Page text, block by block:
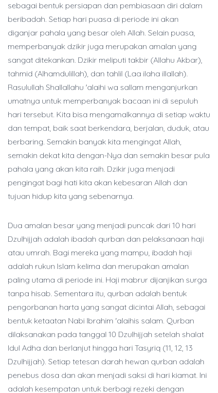
sebagai bentuk persiapan dan pembiasaan diri dalam
beribadah. Setiap hari puasa di periode ini akan
diganjar pahala yang besar oleh Allah. Selain puasa,
memperbanyak dzikir juga merupakan amalan yang
sangat ditekankan. Dzikir meliputi takbir (Allahu Akbar),
tahmid (Alhamdulillah), dan tahlil (Laa ilaha illallah).
Rasulullah Shallallahu 'alaihi wa sallam menganjurkan
umatnya untuk memperbanyak bacaan ini di sepuluh
hari tersebut. Kita bisa mengamalkannya di setiap waktu
dan tempat, baik saat berkendara, berjalan, duduk, atau
berbaring. Semakin banyak kita mengingat Allah,
semakin dekat kita dengan-Nya dan semakin besar pula
pahala yang akan kita raih. Dzikir juga menjadi
pengingat bagi hati kita akan kebesaran Allah dan
tujuan hidup kita yang sebenarnya.
Dua amalan besar yang menjadi puncak dari 10 hari
Dzulhijjah adalah ibadah qurban dan pelaksanaan haji
atau umrah. Bagi mereka yang mampu, ibadah haji
adalah rukun Islam kelima dan merupakan amalan
paling utama di periode ini. Haji mabrur dijanjikan surga
tanpa hisab. Sementara itu, qurban adalah bentuk
pengorbanan harta yang sangat dicintai Allah, sebagai
bentuk ketaatan Nabi Ibrahim 'alaihis salam. Qurban
dilaksanakan pada tanggal 10 Dzulhijjah setelah shalat
Idul Adha dan berlanjut hingga hari Tasyriq (11, 12, 13
Dzulhijjah). Setiap tetesan darah hewan qurban adalah
penebus dosa dan akan menjadi saksi di hari kiamat. Ini
adalah kesempatan untuk berbagi rezeki dengan